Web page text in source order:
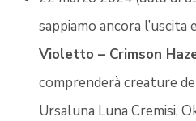
sappiamo ancora l’uscita
Violetto – Crimson
comprenderà creature
Ursaluna Luna Cremisi,